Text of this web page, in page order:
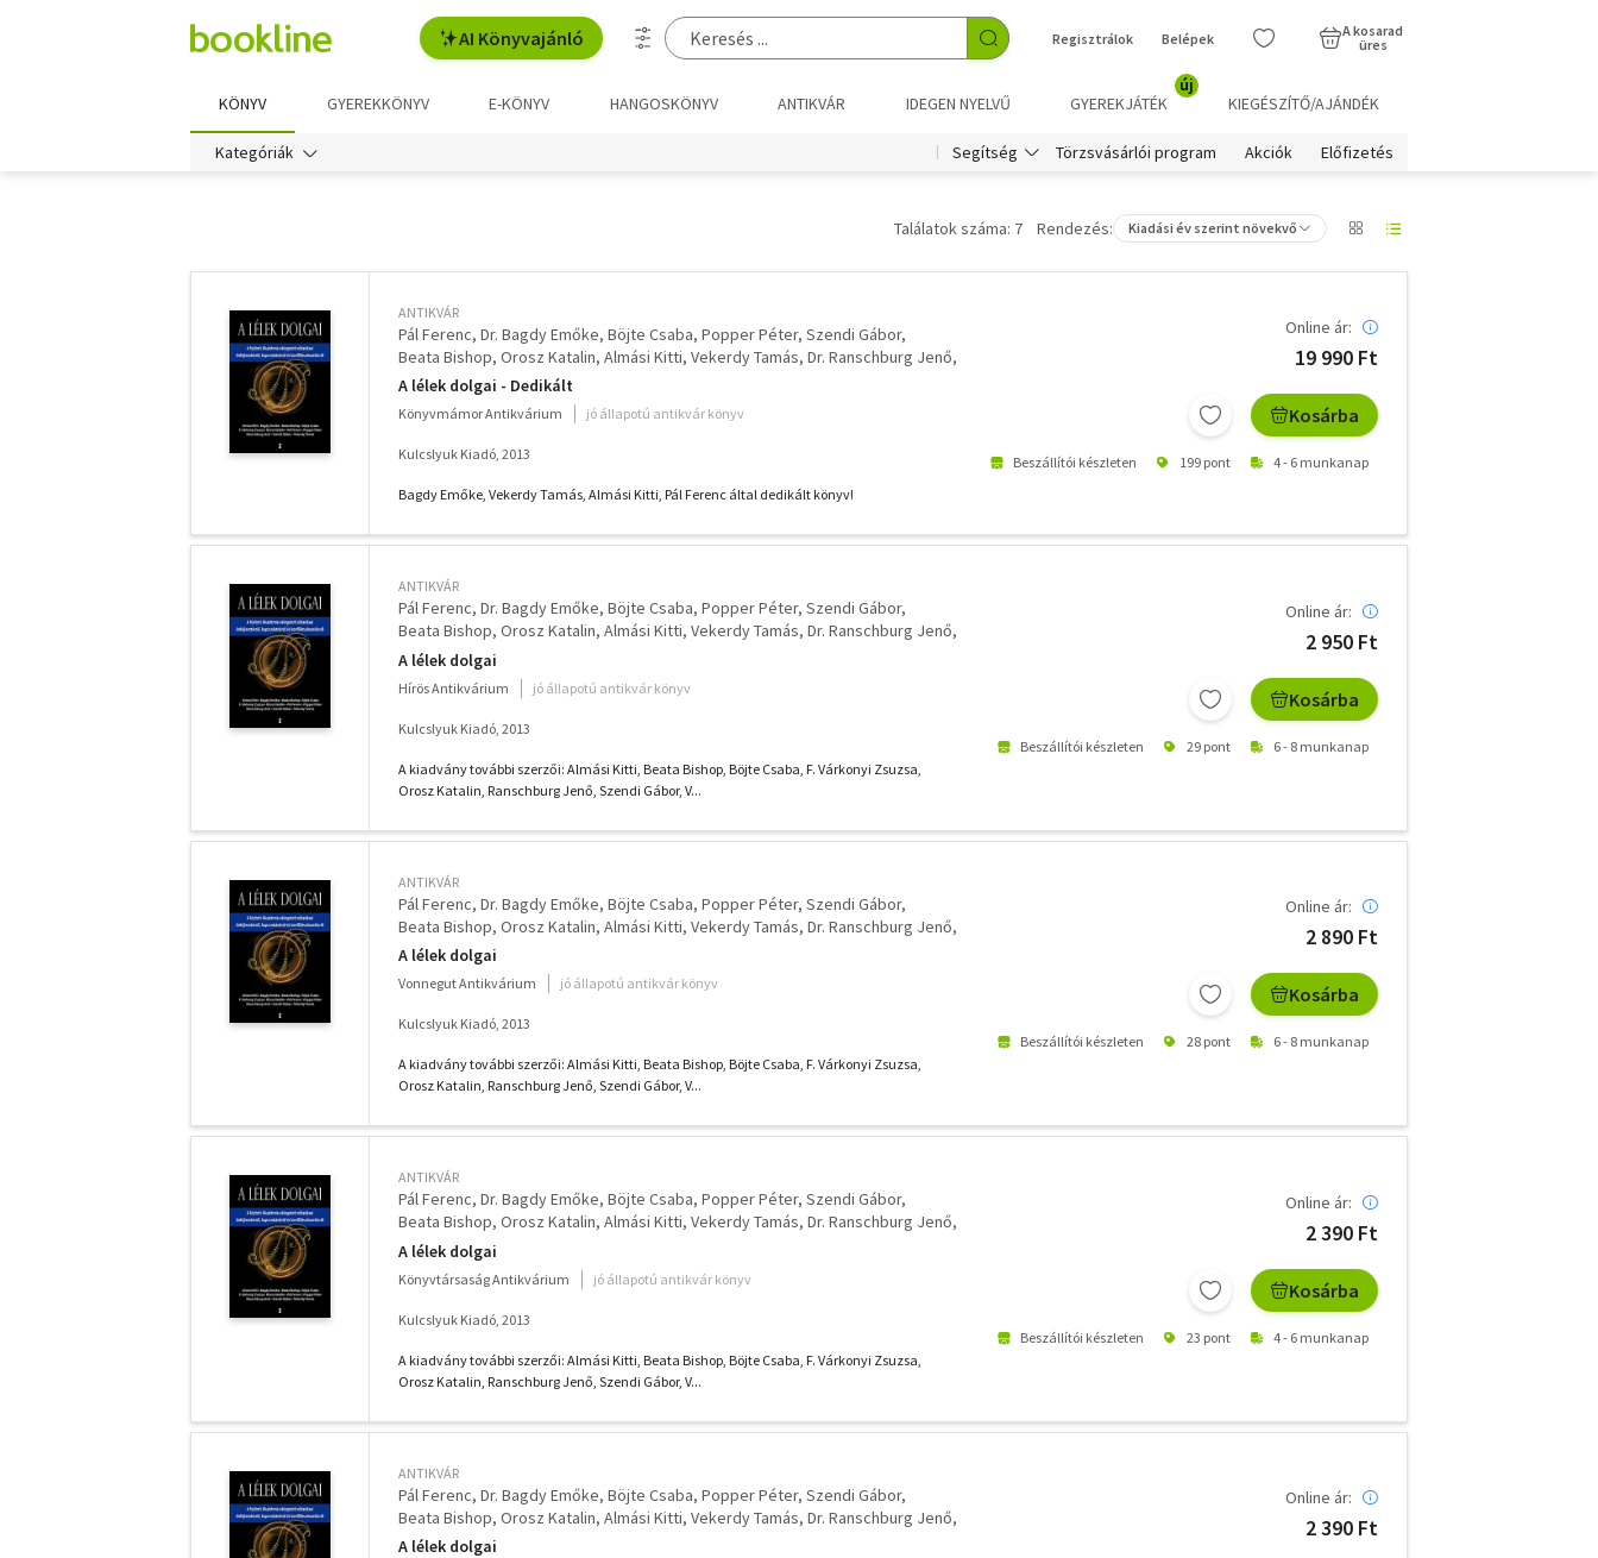
AI Könyvajánló Regisztrálok Belépek
A kosarad
üres
KÖNYV GYEREKKÖNYV E-KÖNYV HANGOSKÖNYV ANTIKVÁR IDEGEN NYELVŰ GYEREKJÁTÉK
új
KIEGÉSZÍTŐ/AJÁNDÉK
Kategóriák Segítség Törzsvásárlói program Akciók Előfizetés
Találatok száma: 7 Rendezés: Kiadási év szerint növekvő
ANTIKVÁR
Pál Ferenc Dr. Bagdy Emőke Böjte Csaba Popper Péter Szendi Gábor
Beata Bishop Orosz Katalin Almási Kitti Vekerdy Tamás Dr. Ranschburg Jenő
F. Várkonyi Zsuzsa
A lélek dolgai - Dedikált
Könyvmámor Antikvárium jó állapotú antikvár könyv
Kulcslyuk Kiadó, 2013
Bagdy Emőke, Vekerdy Tamás, Almási Kitti, Pál Ferenc által dedikált könyv!
Online ár:
19 990 Ft
Kosárba
Beszállítói készleten 199 pont 4 - 6 munkanap
ANTIKVÁR
Pál Ferenc Dr. Bagdy Emőke Böjte Csaba Popper Péter Szendi Gábor
Beata Bishop Orosz Katalin Almási Kitti Vekerdy Tamás Dr. Ranschburg Jenő
F. Várkonyi Zsuzsa
A lélek dolgai
Hírös Antikvárium jó állapotú antikvár könyv
Kulcslyuk Kiadó, 2013
A kiadvány további szerzői: Almási Kitti, Beata Bishop, Böjte Csaba, F. Várkonyi Zsuzsa,
Orosz Katalin, Ranschburg Jenő, Szendi Gábor, V...
Online ár:
2 950 Ft
Kosárba
Beszállítói készleten 29 pont 6 - 8 munkanap
ANTIKVÁR
Pál Ferenc Dr. Bagdy Emőke Böjte Csaba Popper Péter Szendi Gábor
Beata Bishop Orosz Katalin Almási Kitti Vekerdy Tamás Dr. Ranschburg Jenő
F. Várkonyi Zsuzsa
A lélek dolgai
Vonnegut Antikvárium jó állapotú antikvár könyv
Kulcslyuk Kiadó, 2013
A kiadvány további szerzői: Almási Kitti, Beata Bishop, Böjte Csaba, F. Várkonyi Zsuzsa,
Orosz Katalin, Ranschburg Jenő, Szendi Gábor, V...
Online ár:
2 890 Ft
Kosárba
Beszállítói készleten 28 pont 6 - 8 munkanap
ANTIKVÁR
Pál Ferenc Dr. Bagdy Emőke Böjte Csaba Popper Péter Szendi Gábor
Beata Bishop Orosz Katalin Almási Kitti Vekerdy Tamás Dr. Ranschburg Jenő
F. Várkonyi Zsuzsa
A lélek dolgai
Könyvtársaság Antikvárium jó állapotú antikvár könyv
Kulcslyuk Kiadó, 2013
A kiadvány további szerzői: Almási Kitti, Beata Bishop, Böjte Csaba, F. Várkonyi Zsuzsa,
Orosz Katalin, Ranschburg Jenő, Szendi Gábor, V...
Online ár:
2 390 Ft
Kosárba
Beszállítói készleten 23 pont 4 - 6 munkanap
ANTIKVÁR
Pál Ferenc Dr. Bagdy Emőke Böjte Csaba Popper Péter Szendi Gábor
Beata Bishop Orosz Katalin Almási Kitti Vekerdy Tamás Dr. Ranschburg Jenő
F. Várkonyi Zsuzsa
A lélek dolgai
Online ár:
2 390 Ft